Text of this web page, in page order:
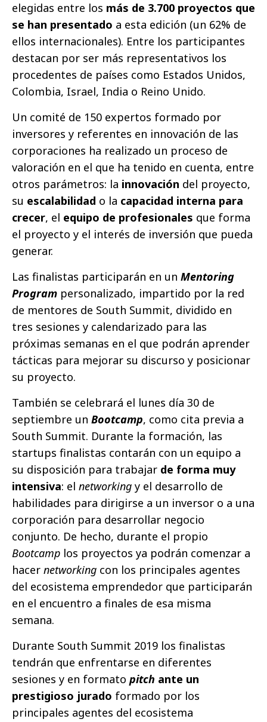
elegidas entre los más de 3.700 proyectos que
se han presentado a esta edición (un 62% de
ellos internacionales). Entre los participantes
destacan por ser más representativos los
procedentes de países como Estados Unidos,
Colombia, Israel, India o Reino Unido.
Un comité de 150 expertos formado por
inversores y referentes en innovación de las
corporaciones ha realizado un proceso de
valoración en el que ha tenido en cuenta, entre
otros parámetros: la innovación del proyecto,
su escalabilidad o la capacidad interna para
crecer, el equipo de profesionales que forma
el proyecto y el interés de inversión que pueda
generar.
Las finalistas participarán en un Mentoring
Program personalizado, impartido por la red
de mentores de South Summit, dividido en
tres sesiones y calendarizado para las
próximas semanas en el que podrán aprender
tácticas para mejorar su discurso y posicionar
su proyecto.
También se celebrará el lunes día 30 de
septiembre un Bootcamp, como cita previa a
South Summit. Durante la formación, las
startups finalistas contarán con un equipo a
su disposición para trabajar de forma muy
intensiva: el networking y el desarrollo de
habilidades para dirigirse a un inversor o a una
corporación para desarrollar negocio
conjunto. De hecho, durante el propio
Bootcamp los proyectos ya podrán comenzar a
hacer networking con los principales agentes
del ecosistema emprendedor que participarán
en el encuentro a finales de esa misma
semana.
Durante South Summit 2019 los finalistas
tendrán que enfrentarse en diferentes
sesiones y en formato pitch ante un
prestigioso jurado formado por los
principales agentes del ecosistema